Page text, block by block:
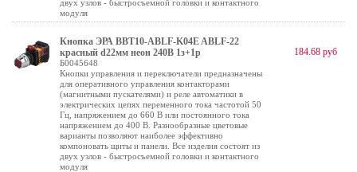
двух узлов - быстросъемной головки и контактного
модуля
Кнопка ЭРА BBT10-ABLF-K04E ABLF-22
красный d22мм неон 240В 1з+1р
Б0045648
Кнопки управления и переключатели предназначены
для оперативного управления контакторами
(магнитными пускателями) и реле автоматики в
электрических цепях переменного тока частотой 50
Гц, напряжением до 660 В или постоянного тока
напряжением до 400 В. Разнообразные цветовые
варианты позволяют наиболее эффективно
компоновать щиты и панели. Все изделия состоят из
двух узлов - быстросъемной головки и контактного
модуля
184.68 руб